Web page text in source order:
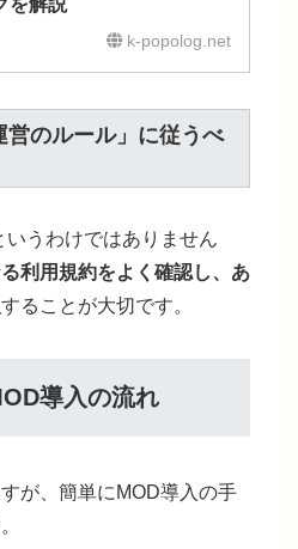
を解説
k-popolog.net
営のルール」に従うべ
いうわけではありません
利用規約をよく確認し、あ
することが大切です。
導入の流れ
が、簡単にMOD導入の手